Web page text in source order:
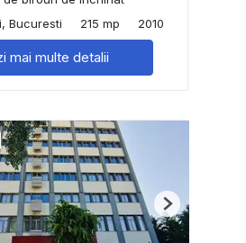
Bucuresti
215 mp 2010
mai multe detalii
Next